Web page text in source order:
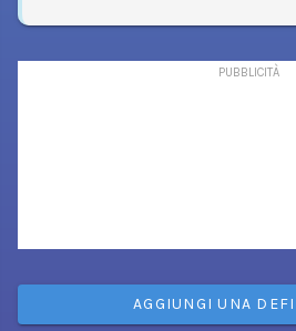
AGGIUNGI UNA